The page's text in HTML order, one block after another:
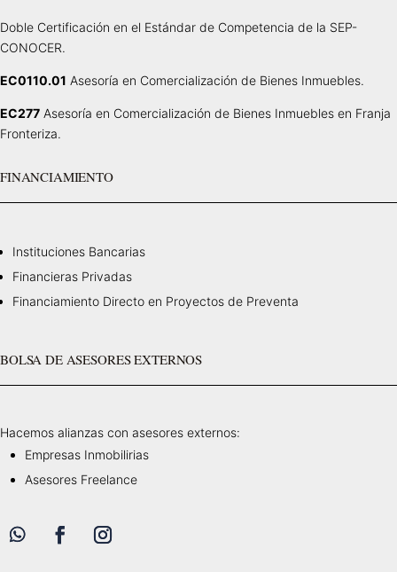
Doble Certificación en el Estándar de Competencia de la SEP-
CONOCER.
EC0110.01 Asesoría en Comercialización de Bienes Inmuebles.
EC277 Asesoría en Comercialización de Bienes Inmuebles en Franja
Fronteriza.
FINANCIAMIENTO
Instituciones Bancarias
Financieras Privadas
Financiamiento Directo en Proyectos de Preventa
BOLSA DE ASESORES EXTERNOS
Hacemos alianzas con asesores externos:
Empresas Inmobilirias
Asesores Freelance